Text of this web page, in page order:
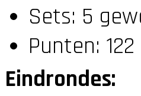
Sets: 5
Punten:
Eindrondes: